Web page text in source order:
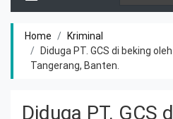
Home
Kriminal
Diduga PT. GCS di beking
Tangerang, Banten.
Diduga PT. GCS